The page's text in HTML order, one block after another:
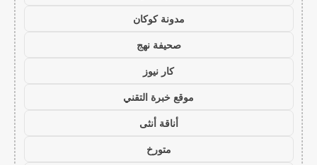
مدونة كوكان
صحيفة نهج
كار نيوز
موقع خبرة التقني
أناقة أنثى
متورخ